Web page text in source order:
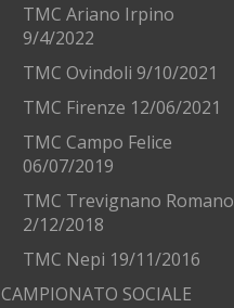
TMC Ariano Irpino
9/4/2022
TMC Ovindoli 9/10/2021
TMC Firenze 12/06/2021
TMC Campo Felice
06/07/2019
TMC Trevignano Romano
2/12/2018
TMC Nepi 19/11/2016
CAMPIONATO SOCIALE